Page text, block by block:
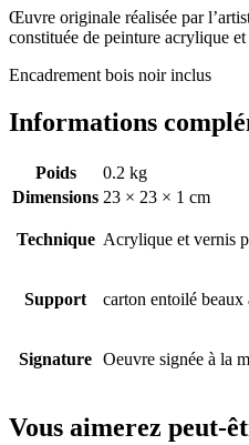
Œuvre originale réalisée par
constituée de peinture acrylique
Encadrement bois noir inclus
Informations
Poids
0.2 kg
Dimensions 23 × 23 × 1 cm
Technique Acrylique et vernis
Support carton entoilé beaux
Signature Oeuvre signée à la
Vous aimerez peut-